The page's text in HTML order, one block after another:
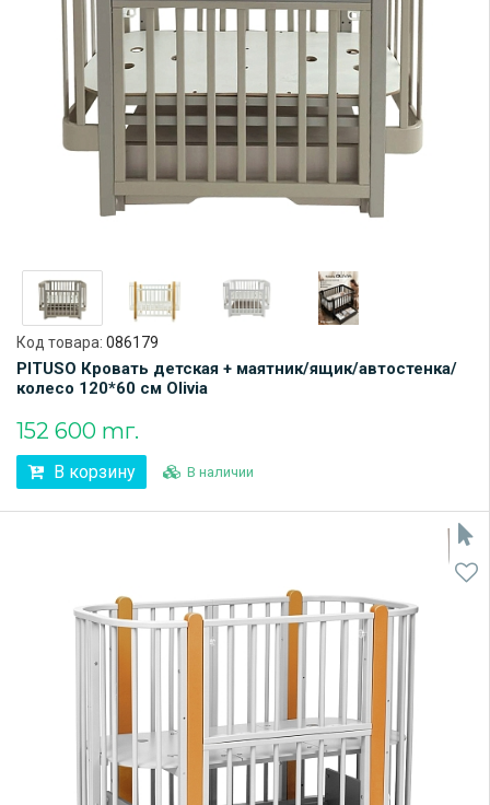
Код товара: 086179
PITUSO Кровать детская + маятник/ящик/автостенка/
колесо 120*60 см Olivia
152 600 тг.
В корзину В наличии